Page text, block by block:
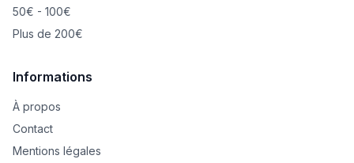
50€ - 100€
Plus de 200€
Informations
À propos
Contact
Mentions légales